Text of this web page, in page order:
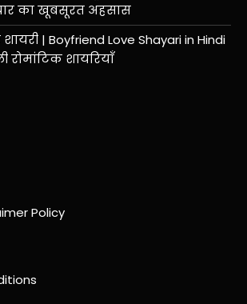
का खूबसूरत अहसास
| Boyfriend Love Shayari in Hindi
रोमांटिक शायरियाँ
Policy